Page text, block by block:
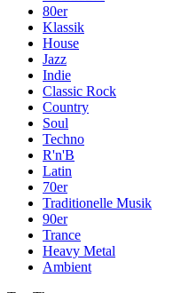
80er
Klassik
House
Jazz
Indie
Classic Rock
Country
Soul
Techno
R'n'B
Latin
70er
Traditionelle Musik
90er
Trance
Heavy Metal
Ambient